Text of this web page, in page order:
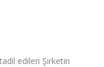
edilen Şirketin